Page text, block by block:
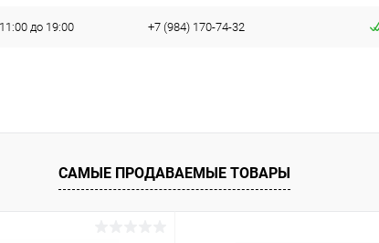
до 19:00 +7 (984) 170-74-32
САМЫЕ ПРОДАВАЕМЫЕ ТОВАРЫ